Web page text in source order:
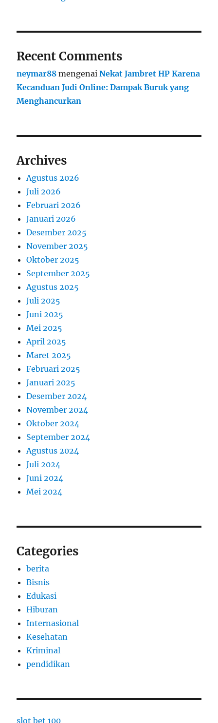
Recent Comments
neymar88 mengenaiNekat Jambret HP Karena
Kecanduan Judi Online: Dampak Buruk yang
Menghancurkan
Archives
Agustus 2026
Juli 2026
Februari 2026
Januari 2026
Desember 2025
November 2025
Oktober 2025
September 2025
Agustus 2025
Juli 2025
Juni 2025
Mei 2025
April 2025
Maret 2025
Februari 2025
Januari 2025
Desember 2024
November 2024
Oktober 2024
September 2024
Agustus 2024
Juli 2024
Juni 2024
Mei 2024
Categories
berita
Bisnis
Edukasi
Hiburan
Internasional
Kesehatan
Kriminal
pendidikan
slot bet 100